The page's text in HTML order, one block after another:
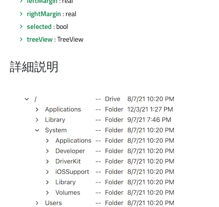
rightMargin : real
selected : bool
treeView: TreeView
詳細説明